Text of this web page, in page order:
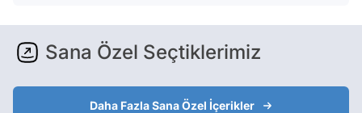
Sana Özel Seçtiklerimiz
Daha Fazla Sana Özel İçerikler